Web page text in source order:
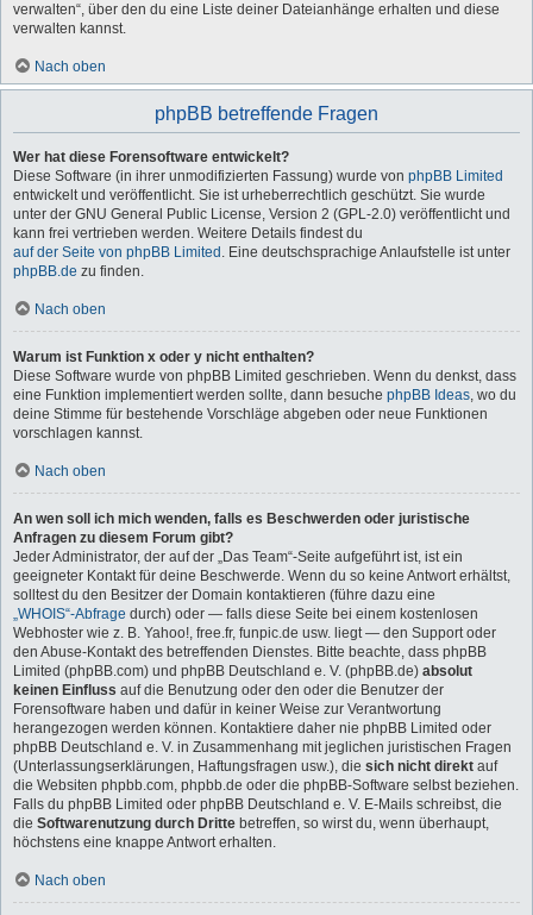
verwalten“, über den du eine Liste deiner Dateianhänge erhalten und diese
verwalten kannst.
Nach oben
phpBB betreffende Fragen
Wer hat diese Forensoftware entwickelt?
Diese Software (in ihrer unmodifizierten Fassung) wurde von phpBB Limited
entwickelt und veröffentlicht. Sie ist urheberrechtlich geschützt. Sie wurde
unter der GNU General Public License, Version 2 (GPL-2.0) veröffentlicht und
kann frei vertrieben werden. Weitere Details findest du
auf der Seite von phpBB Limited . Eine deutschsprachige Anlaufstelle ist unter
phpBB.de zu finden.
Nach oben
Warum ist Funktion x oder y nicht enthalten?
Diese Software wurde von phpBB Limited geschrieben. Wenn du denkst, dass
eine Funktion implementiert werden sollte, dann besuche phpBB Ideas, wo du
deine Stimme für bestehende Vorschläge abgeben oder neue Funktionen
vorschlagen kannst.
Nach oben
An wen soll ich mich wenden, falls es Beschwerden oder juristische
Anfragen zu diesem Forum gibt?
Jeder Administrator, der auf der „Das Team“-Seite aufgeführt ist, ist ein
geeigneter Kontakt für deine Beschwerde. Wenn du so keine Antwort erhältst,
solltest du den Besitzer der Domain kontaktieren (führe dazu eine
„WHOIS“-Abfrage durch) oder — falls diese Seite bei einem kostenlosen
Webhoster wie z. B. Yahoo!, free.fr, funpic.de usw. liegt — den Support oder
den Abuse-Kontakt des betreffenden Dienstes. Bitte beachte, dass phpBB
Limited (phpBB.com) und phpBB Deutschland e. V. (phpBB.de) absolut
keinen Einfluss auf die Benutzung oder den oder die Benutzer der
Forensoftware haben und dafür in keiner Weise zur Verantwortung
herangezogen werden können. Kontaktiere daher nie phpBB Limited oder
phpBB Deutschland e. V. in Zusammenhang mit jeglichen juristischen Fragen
(Unterlassungserklärungen, Haftungsfragen usw.), die sich nicht direkt auf
die Websiten phpbb.com, phpbb.de oder die phpBB-Software selbst beziehen.
Falls du phpBB Limited oder phpBB Deutschland e. V. E-Mails schreibst, die
die Softwarenutzung durch Dritte betreffen, so wirst du, wenn überhaupt,
höchstens eine knappe Antwort erhalten.
Nach oben